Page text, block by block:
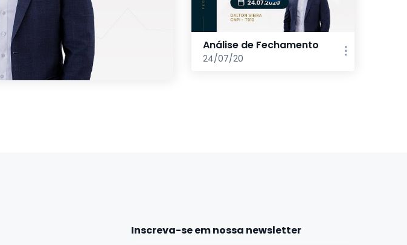
Análise de Fechamento
24/07/20
Inscreva-se em nossa newsletter